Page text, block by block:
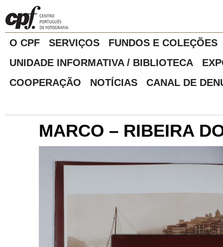
O CPF SERVIÇOS
FUNDOS E COLEÇÕES
UNIDADE INFORMATIVA / BIBLIOTECA
COOPERAÇÃO
NOTÍCIAS CANAL DE
MARCO – RIBEIRA